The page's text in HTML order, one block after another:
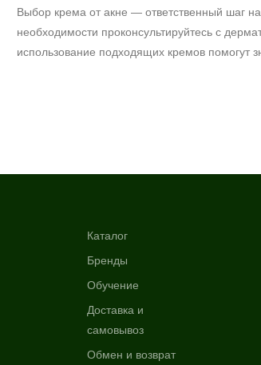
Выбор крема от акне — ответственный шаг
необходимости проконсультируйтесь с
использование подходящих кремов помогут
Каталог
Бренды
Обучение
Доставка и
самовывоз
Обмен и возврат